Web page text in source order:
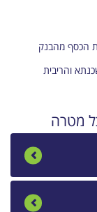
הכסף מהבנק
והריבית
מטרה